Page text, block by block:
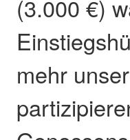
(3.000 €)
mehr